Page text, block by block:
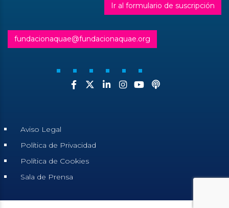
Ir al formulario de suscripción
fundacionaquae@fundacionaquae.org
Aviso Legal
Política de Privacidad
Política de Cookies
Sala de Prensa